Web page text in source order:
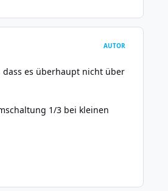
AUTOR
es überhaupt nicht über
1/3 bei kleinen